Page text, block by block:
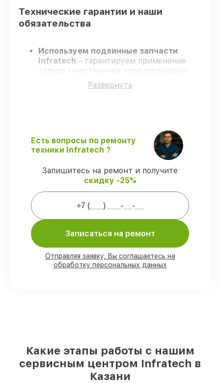
Технические гарантии и наши
обязательства
Используем подлинные запчасти
Infratech – гарантируем применение
только качественных комплектующих.
Сертифицированные инженеры
проходят строгий отбор, что
ремонт оптического прицела Infratech
IT-404H строго по договоренности.
Официальная гарантия
– все
ремонтные услуги и комплектующие
защищены официальной гарантией
Мы гарантируем:
работ выполняем в вашем
присутствии
90%комплектующих Infratech имеются
на складе в Казани, остальные
Развернуть
Есть вопросы по ремонту
техники Infratech ?
Запишитесь на ремонт и получите
скидку -25%
Записаться на ремонт
Отправляя заявку, Вы соглашаетесь на
обработку персональных данных
Какие этапы работы с нашим
сервисным центром Infratech в
Казани